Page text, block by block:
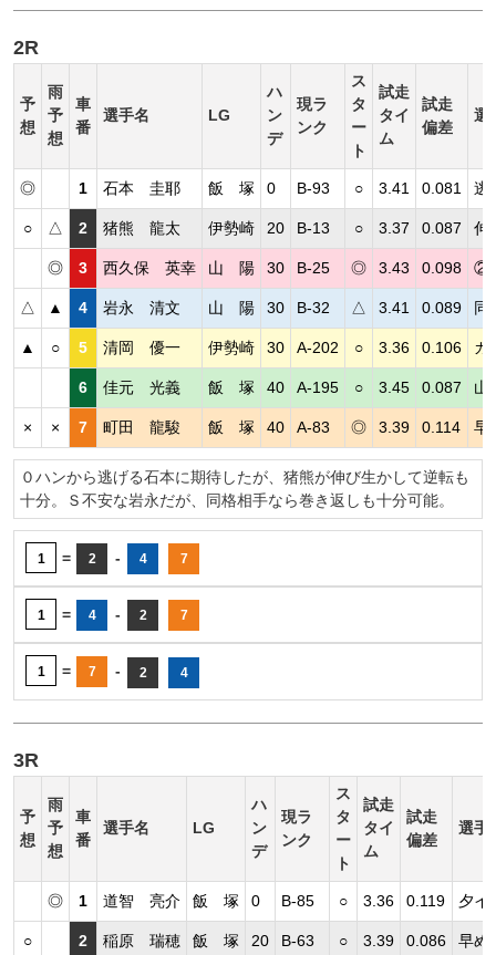
2R
予
想
雨
予
想
車
番
選手名 LG
ハ
ン
デ
現ラ
ンク
ス
タ
ー
ト
試走
タイ
ム
試走
偏差
選
◎ 1 石本 圭耶 飯 塚 0 B-93 ○ 3.41 0.081 逃
○ △ 2 猪熊 龍太 伊勢崎 20 B-13 ○ 3.37 0.087 伸
◎ 3 西久保 英幸 山 陽 30 B-25 ◎ 3.43 0.098 ②
△ ▲ 4 岩永 清文 山 陽 30 B-32 △ 3.41 0.089 同
▲ ○ 5 清岡 優一 伊勢崎 30 A-202 ○ 3.36 0.106 カ
6 佳元 光義 飯 塚 40 A-195 ○ 3.45 0.087 山
× × 7 町田 龍駿 飯 塚 40 A-83 ◎ 3.39 0.114 早
０ハンから逃げる石本に期待したが、猪熊が伸び生かして逆転も
十分。Ｓ不安な岩永だが、同格相手なら巻き返しも十分可能。
1 = 2 - 4 7
1 = 4 - 2 7
1 = 7 - 2 4
3R
予
想
雨
予
想
車
番
選手名 LG
ハ
ン
デ
現ラ
ンク
ス
タ
ー
ト
試走
タイ
ム
試走
偏差
選手
◎ 1 道智 亮介 飯 塚 0 B-85 ○ 3.36 0.119 夕イ
○ 2 稲原 瑞穂 飯 塚 20 B-63 ○ 3.39 0.086 早め